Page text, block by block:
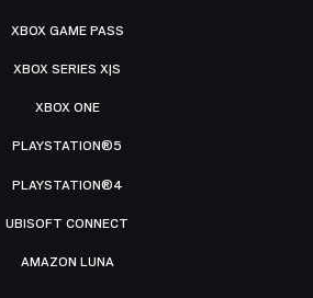
XBOX GAME PASS
XBOX SERIES X|S
XBOX ONE
PLAYSTATION®5
PLAYSTATION®4
UBISOFT CONNECT
AMAZON LUNA